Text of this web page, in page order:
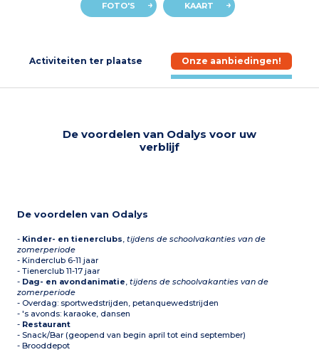
FOTO'S KAART
Activiteiten ter plaatse Onze aanbiedingen!
De voordelen van Odalys voor uw
verblijf
De voordelen van Odalys
- Kinder- en tienerclubs,tijdens de schoolvakanties van de
zomerperiode
- Kinderclub 6-11 jaar
- Tienerclub 11-17 jaar
- Dag- en avondanimatie,tijdens de schoolvakanties van de
zomerperiode
- Overdag: sportwedstrijden, petanquewedstrijden
- 's avonds: karaoke, dansen
- Restaurant
- Snack/Bar (geopend van begin april tot eind september)
- Brooddepot